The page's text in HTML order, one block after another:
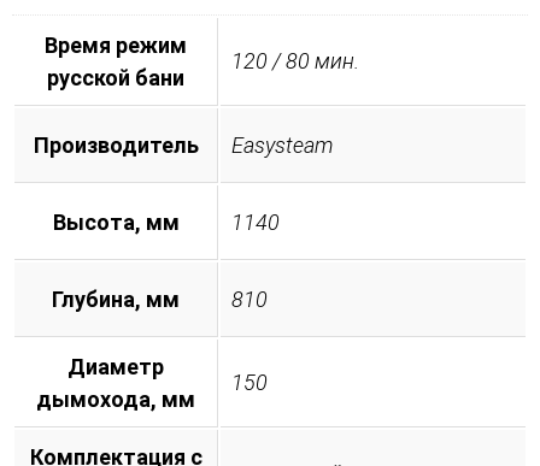
Время режим
русской бани
120 / 80 мин.
Производитель Easysteam
Высота, мм 1140
Глубина, мм 810
Диаметр
дымохода, мм
150
Комплектация с